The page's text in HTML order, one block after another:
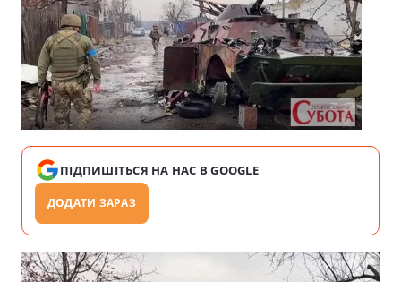
ПІДПИШІТЬСЯ НА НАС В GOOGLE
ДОДАТИ ЗАРАЗ